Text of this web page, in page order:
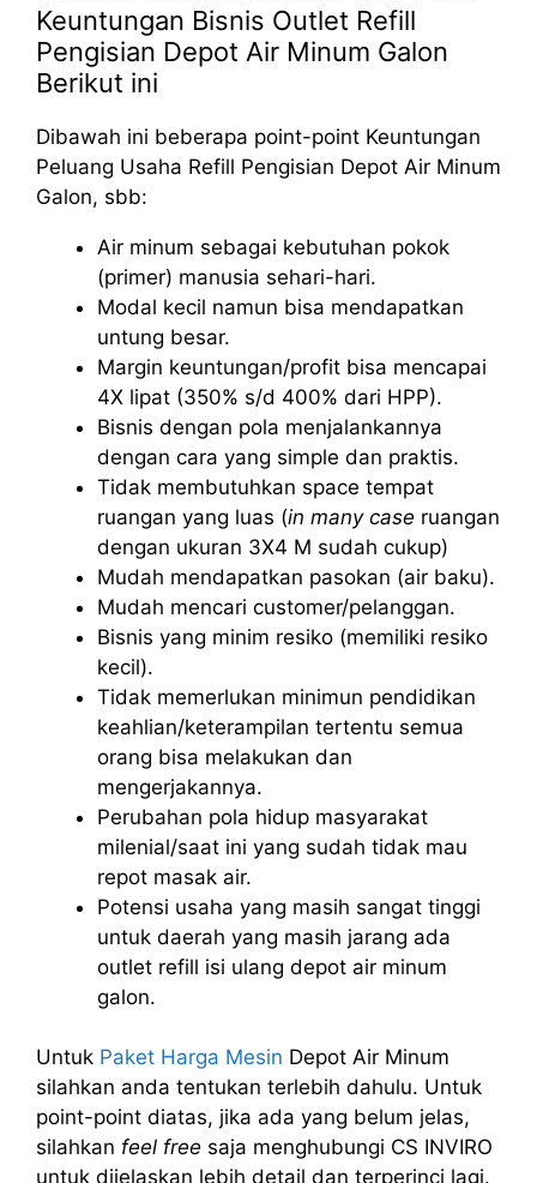
Keuntungan Bisnis Outlet Refill
Pengisian Depot Air Minum Galon
Berikut ini
Dibawah ini beberapa point-point Keuntungan
Peluang Usaha Refill Pengisian Depot Air Minum
Galon, sbb:
Air minum sebagai kebutuhan pokok
(primer) manusia sehari-hari.
Modal kecil namun bisa mendapatkan
untung besar.
Margin keuntungan/profit bisa mencapai
4X lipat (350% s/d 400% dari HPP).
Bisnis dengan pola menjalankannya
dengan cara yang simple dan praktis.
Tidak membutuhkan space tempat
ruangan yang luas (in many case ruangan
dengan ukuran 3X4 M sudah cukup)
Mudah mendapatkan pasokan (air baku).
Mudah mencari customer/pelanggan.
Bisnis yang minim resiko (memiliki resiko
kecil).
Tidak memerlukan minimun pendidikan
keahlian/keterampilan tertentu semua
orang bisa melakukan dan
mengerjakannya.
Perubahan pola hidup masyarakat
milenial/saat ini yang sudah tidak mau
repot masak air.
Potensi usaha yang masih sangat tinggi
untuk daerah yang masih jarang ada
outlet refill isi ulang depot air minum
galon.
Untuk Paket Harga Mesin Depot Air Minum
silahkan anda tentukan terlebih dahulu. Untuk
point-point diatas, jika ada yang belum jelas,
silahkan feel free saja menghubungi CS INVIRO
untuk dijelaskan lebih detail dan terperinci lagi.